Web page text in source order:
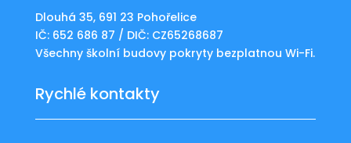
Dlouhá 35, 691 23 Pohořelice
IČ: 652 686 87 / DIČ: CZ65268687
Všechny školní budovy pokryty bezplatnou Wi-Fi.
Rychlé kontakty